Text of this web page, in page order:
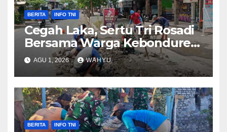
BERITA INFO TNI
Cegah Laka, Sertu Tri Rosadi
Bersama Warga Kebonduren
Gotong Royong Perbaiki
Jalan
AGU 1, 2026 WAHYU
BERITA INFO TNI